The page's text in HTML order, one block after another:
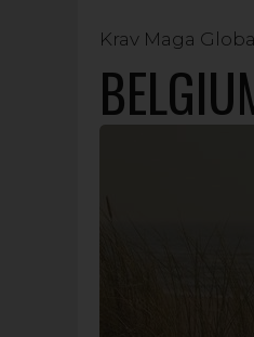
Krav Maga